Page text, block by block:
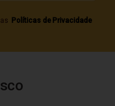
Políticas de Privacidade